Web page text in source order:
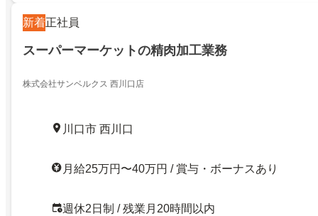
新着正社員
スーパーマーケットの精肉加工業務
株式会社サンベルクス 西川口店
川口市 西川口
月給25万円〜40万円 / 賞与・ボーナスあり
週休2日制 / 残業月20時間以内